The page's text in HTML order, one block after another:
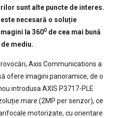
sunt alte puncte de interes.
necesară o soluție
la 3600de cea mai bună
mediu.
Axis Communications a
ofere imagini panoramice, de o
introdusa AXIS P3717-PLE
mare (2MP per senzor), ce
motorizate, cu orientare